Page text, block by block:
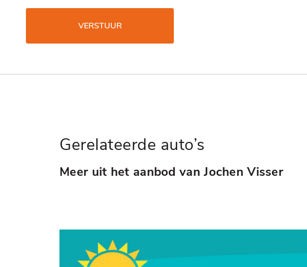
VERSTUUR
Gerelateerde auto’s
Meer uit het aanbod van Jochen Visser